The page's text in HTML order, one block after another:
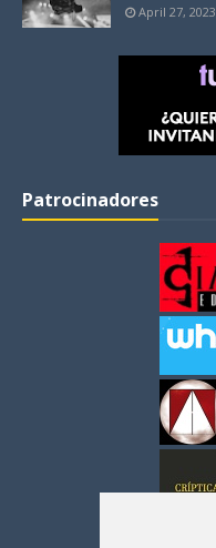
April 27, 2023
Patrocinadores